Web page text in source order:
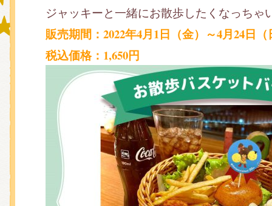
ジャッキーと一緒にお散歩したくなっちゃ
販売期間：2022年4月1日（金）～4月24日（
税込価格：1,650円
おたのしみコンテンツ(クイズ・
チア ジャッキーズ！
くまのがっこう しょくいんしつ
くまのがっこう 家庭科部